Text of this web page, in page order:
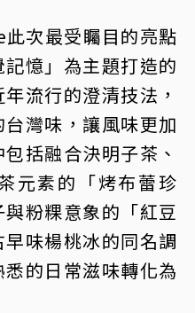
次最受矚目的亮點
憶」為主題打造的
流行的澄清技法，
灣味，讓風味更加
括融合決明子茶、
元素的「烤布蕾珍
粉粿意象的「紅豆
味楊桃冰的同名調
的日常滋味轉化為